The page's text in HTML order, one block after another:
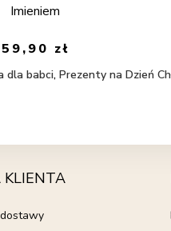
Imieniem
59,90 zł
dla babci,Prezenty na Dzień
KLIENTA